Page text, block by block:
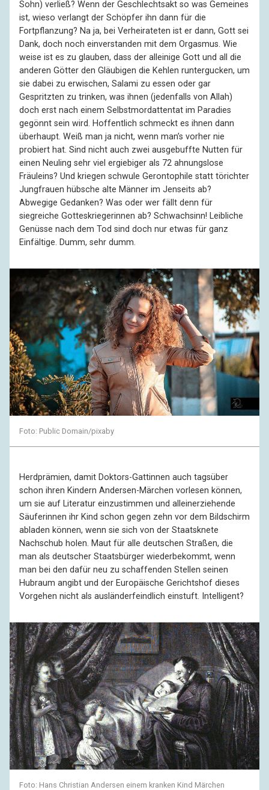
Sohn) verließ? Wenn der Geschlechtsakt so was Gemeines
ist, wieso verlangt der Schöpfer ihn dann für die
Fortpflanzung? Na ja, bei Verheirateten ist er dann, Gott sei
Dank, doch noch einverstanden mit dem Orgasmus. Wie
weise ist es zu glauben, dass der alleinige Gott und all die
anderen Götter den Gläubigen die Kehlen runtergucken, um
sie dabei zu erwischen, Salami zu essen oder gar
Gespritzten zu trinken, was ihnen (jedenfalls von Allah)
doch erst nach einem Selbstmordattentat im Paradies
gegönnt sein wird. Hoffentlich schmeckt es ihnen dann
überhaupt. Weiß man ja nicht, wenn man’s vorher nie
probiert hat. Sind nicht auch zwei ausgebuffte Nutten für
einen Neuling sehr viel ergiebiger als 72 ahnungslose
Fräuleins? Und kriegen schwule Gerontophile statt törichter
Jungfrauen hübsche alte Männer im Jenseits ab?
Abwegige Gedanken? Was oder wer fällt denn für
siegreiche Gotteskriegerinnen ab? Schwachsinn! Leibliche
Genüsse nach dem Tod sind doch nur etwas für ganz
Einfältige. Dumm, sehr dumm.
Foto: Public Domain/pixaby
Herdprämien, damit Doktors-Gattinnen auch tagsüber
schon ihren Kindern Andersen-Märchen vorlesen können,
um sie auf Literatur einzustimmen und alleinerziehende
Säuferinnen ihr Kind schon gegen zehn vor dem Bildschirm
abladen können, wenn sie sich von der Staatsknete
Nachschub holen. Maut für alle deutschen Straßen, die
man als deutscher Staatsbürger wiederbekommt, wenn
man bei den dafür neu zu schaffenden Stellen seinen
Hubraum angibt und der Europäische Gerichtshof dieses
Vorgehen nicht als ausländerfeindlich einstuft. Intelligent?
Foto: Hans Christian Andersen einem kranken Kind Märchen